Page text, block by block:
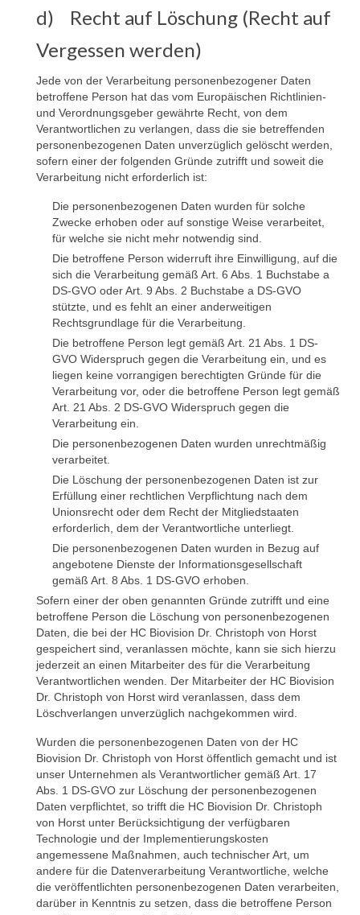
d) Recht auf Löschung (Recht auf
Vergessen werden)
Jede von der Verarbeitung personenbezogener Daten
betroffene Person hat das vom Europäischen Richtlinien-
und Verordnungsgeber gewährte Recht, von dem
Verantwortlichen zu verlangen, dass die sie betreffenden
personenbezogenen Daten unverzüglich gelöscht werden,
sofern einer der folgenden Gründe zutrifft und soweit die
Verarbeitung nicht erforderlich ist:
Die personenbezogenen Daten wurden für solche
Zwecke erhoben oder auf sonstige Weise verarbeitet,
für welche sie nicht mehr notwendig sind.
Die betroffene Person widerruft ihre Einwilligung, auf die
sich die Verarbeitung gemäß Art. 6 Abs. 1 Buchstabe a
DS-GVO oder Art. 9 Abs. 2 Buchstabe a DS-GVO
stützte, und es fehlt an einer anderweitigen
Rechtsgrundlage für die Verarbeitung.
Die betroffene Person legt gemäß Art. 21 Abs. 1 DS-
GVO Widerspruch gegen die Verarbeitung ein, und es
liegen keine vorrangigen berechtigten Gründe für die
Verarbeitung vor, oder die betroffene Person legt gemäß
Art. 21 Abs. 2 DS-GVO Widerspruch gegen die
Verarbeitung ein.
Die personenbezogenen Daten wurden unrechtmäßig
verarbeitet.
Die Löschung der personenbezogenen Daten ist zur
Erfüllung einer rechtlichen Verpflichtung nach dem
Unionsrecht oder dem Recht der Mitgliedstaaten
erforderlich, dem der Verantwortliche unterliegt.
Die personenbezogenen Daten wurden in Bezug auf
angebotene Dienste der Informationsgesellschaft
gemäß Art. 8 Abs. 1 DS-GVO erhoben.
Sofern einer der oben genannten Gründe zutrifft und eine
betroffene Person die Löschung von personenbezogenen
Daten, die bei der HC Biovision Dr. Christoph von Horst
gespeichert sind, veranlassen möchte, kann sie sich hierzu
jederzeit an einen Mitarbeiter des für die Verarbeitung
Verantwortlichen wenden. Der Mitarbeiter der HC Biovision
Dr. Christoph von Horst wird veranlassen, dass dem
Löschverlangen unverzüglich nachgekommen wird.
Wurden die personenbezogenen Daten von der HC
Biovision Dr. Christoph von Horst öffentlich gemacht und ist
unser Unternehmen als Verantwortlicher gemäß Art. 17
Abs. 1 DS-GVO zur Löschung der personenbezogenen
Daten verpflichtet, so trifft die HC Biovision Dr. Christoph
von Horst unter Berücksichtigung der verfügbaren
Technologie und der Implementierungskosten
angemessene Maßnahmen, auch technischer Art, um
andere für die Datenverarbeitung Verantwortliche, welche
die veröffentlichten personenbezogenen Daten verarbeiten,
darüber in Kenntnis zu setzen, dass die betroffene Person